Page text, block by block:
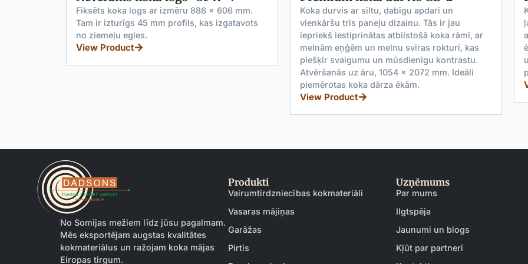
Fiksēts koka logs ar izmēru 886 x 606 mm.
Tam ir izturīgs 45 mm profils, kas izgatavots
no ziemeļu egles.
View Product
Koka durvis ar siltu, dabīgu apdari un
vienkāršu trīs paneļu dizainu. Tās ir jau
iepriekš iestiprinātas atbilstošā koka rāmī, ar
melnām eņģēm un melnu sviras rokturi, kas
piešķir svaigumu un mūsdienīgu kontrastu.
Atvēršanās uz āru, 1054 x 2072 mm. Ideāli
piemērotas koka dārza ēkām.
View Product
No Somijas mežiem līdz jūsu pagalmam.
Mēs eksportējam augstas kvalitātes
kokmateriālus un ražojam koka mājas
Eiropas tirgum.
Produkti
Vairumtirdzniecības kokmateriāli
Vasaras mājiņas
Garāžas
Pirtis
Uzņēmums
Par mums
Ilgtspēja
Jaunumi un blogs
Kļūt par partneri